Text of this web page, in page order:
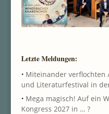
Letzte Meldungen:
• Miteinander verflochten
und Literaturfestival in
• Mega magisch! Auf ein
Kongress 2027 in … ?